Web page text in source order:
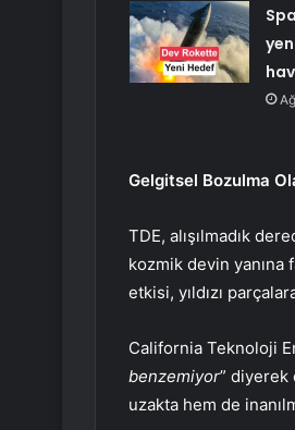
Gelgitsel Bozulma
TDE, alışılmadık
kozmik devin yanına
etkisi, yıldızı
California Teknoloji
benzemiyor” diyerek
uzakta hem de